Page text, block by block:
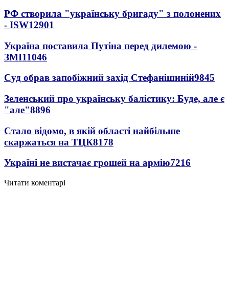
РФ створила "українську бригаду" з полонених
- ISW12901
Україна поставила Путіна перед дилемою -
ЗМІ11046
Суд обрав запобіжний захід Стефанішиній9845
Зеленський про українську балістику: Буде, але є
"але"8896
Стало відомо, в якій області найбільше
скаржаться на ТЦК8178
Україні не вистачає грошей на армію7216
Читати коментарі